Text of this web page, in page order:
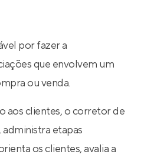
por fazer a
que envolvem um
ou venda.
aos clientes, o corretor de
etapas
os clientes, avalia a